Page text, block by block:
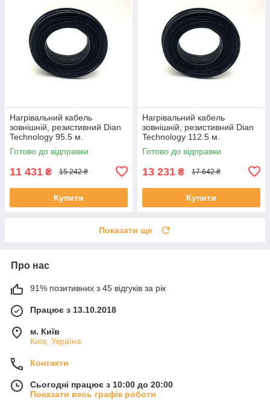
Нагрівальний кабель
зовнішній, резистивний Dian
Technology 95.5 м.
Готово до відправки
11 431 ₴ 15 242 ₴
Купити
Нагрівальний кабель
зовнішній, резистивний Dian
Technology 112.5 м.
Готово до відправки
13 231 ₴ 17 642 ₴
Купити
Показати ще
Про нас
91% позитивних з 45 відгуків за рік
Працює з 13.10.2018
м. Київ
Київ, Україна
Контакти
Сьогодні працює з 10:00 до 20:00
Показати весь графік роботи